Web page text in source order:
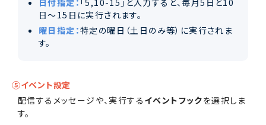
日〜15日に実行されます。
曜日指定：特定の曜日（土日のみ等）に実行されま
す。
⑤イベント設定
配信するメッセージや、実行する イベントフックを選択しま
す。